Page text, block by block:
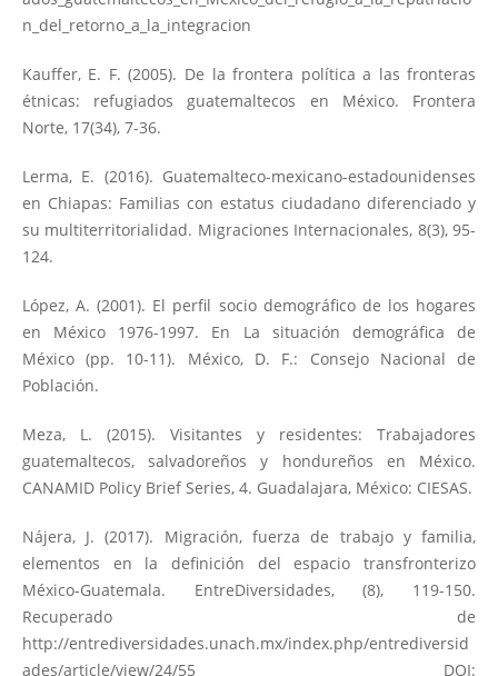
n_del_retorno_a_la_integracion
Kauffer, E. F. (2005). De la frontera política a las fronteras
étnicas: refugiados guatemaltecos en México. Frontera
Norte, 17(34), 7-36.
Lerma, E. (2016). Guatemalteco-mexicano-estadounidenses
en Chiapas: Familias con estatus ciudadano diferenciado y
su multiterritorialidad. Migraciones Internacionales, 8(3), 95-
124.
López, A. (2001). El perfil socio demográfico de los hogares
en México 1976-1997. En La situación demográfica de
México (pp. 10-11). México, D. F.: Consejo Nacional de
Población.
Meza, L. (2015). Visitantes y residentes: Trabajadores
guatemaltecos, salvadoreños y hondureños en México.
CANAMID Policy Brief Series, 4. Guadalajara, México: CIESAS.
Nájera, J. (2017). Migración, fuerza de trabajo y familia,
elementos en la definición del espacio transfronterizo
México-Guatemala. EntreDiversidades, (8), 119-150.
Recuperado de
http://entrediversidades.unach.mx/index.php/entrediversid
ades/article/view/24/55 DOI: